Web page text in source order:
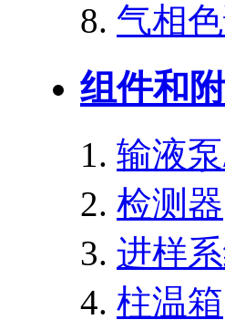
气相
组件和
输液
检测器
进样
柱温箱